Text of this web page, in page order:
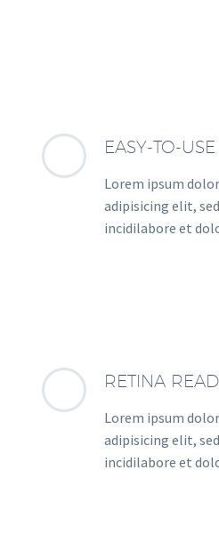
EASY-TO-
Lorem ipsum
adipisicing elit,
incidilabore et
RETINA
Lorem ipsum
adipisicing elit,
incidilabore et